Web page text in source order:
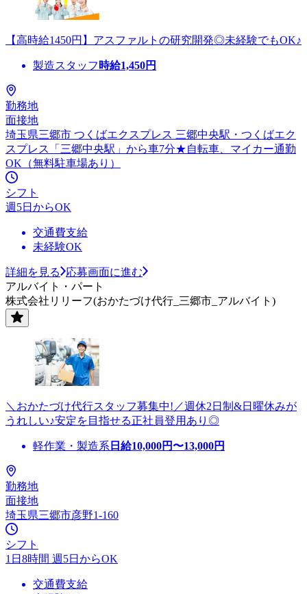
【高時給1450円】アスファルトの研究開発◎未経験でもOK♪
製造スタッフ 時給1,450円
勤務地
面接地
埼玉県三郷市 つくばエクスプレス 三郷中央駅・つくばエク
スプレス「三郷中央駅」から車7分★自転車、マイカー通勤
OK（無料駐車場あり）
シフト
週5日からOK
交通費支給
未経験OK
詳細を見る
応募画面に進む
アルバイト・パート
株式会社リリーフ(おかたづけ代行_三郷市_アルバイト)
＼おかたづけ代行スタッフ募集中!／週休2日制&日曜休みが
うれしい♪安定を目指せる正社員登用あり◎
軽作業・製造系 日給10,000円〜13,000円
勤務地
面接地
埼玉県三郷市彦野1-160
シフト
1日8時間 週5日からOK
交通費支給